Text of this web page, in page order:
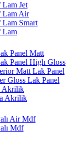
Jet
Lam Air
Smart
Lam
Panel Matt
Panel High Gloss
Matt Lak Panel
Gloss Lak Panel
Akrilik
Akrilik
Air Mdf
Mdf